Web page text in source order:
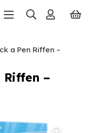
a Pen Riffen –
Riffen –